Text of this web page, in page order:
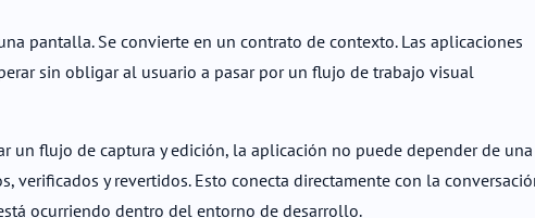
pantalla. Se convierte en un contrato de contexto. Las aplicaciones
sin obligar al usuario a pasar por un flujo de trabajo visual
un flujo de captura y edición, la aplicación no puede depender de una
y revertidos. Esto conecta directamente con la
ocurriendo dentro del entorno de desarrollo.